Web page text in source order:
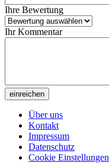
Ihre Bewertung
Ihr Kommentar
Über uns
Kontakt
Impressum
Datenschutz
Cookie Einstellungen